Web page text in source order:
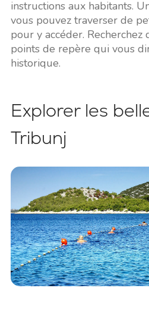
instructions aux habitants.
vous pouvez traverser de
pour y accéder. Recherchez
points de repère qui vous
historique.
Explorer les
Tribunj